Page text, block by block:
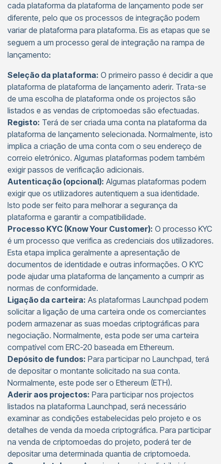
cada plataforma da plataforma de lançamento pode ser
diferente, pelo que os processos de integração podem
variar de plataforma para plataforma. Eis as etapas que se
seguem a um processo geral de integração na rampa de
lançamento:
Seleção da plataforma: O primeiro passo é decidir a que
plataforma de plataforma de lançamento aderir. Trata-se
de uma escolha de plataforma onde os projectos são
listados e as vendas de criptomoedas são efectuadas.
Registo: Terá de ser criada uma conta na plataforma da
plataforma de lançamento selecionada. Normalmente, isto
implica a criação de uma conta com o seu endereço de
correio eletrónico. Algumas plataformas podem também
exigir passos de verificação adicionais.
Autenticação (opcional): Algumas plataformas podem
exigir que os utilizadores autentiquem a sua identidade.
Isto pode ser feito para melhorar a segurança da
plataforma e garantir a compatibilidade.
Processo KYC (Know Your Customer): O processo KYC
é um processo que verifica as credenciais dos utilizadores.
Esta etapa implica geralmente a apresentação de
documentos de identidade e outras informações. O KYC
pode ajudar uma plataforma de lançamento a cumprir as
normas de conformidade.
Ligação da carteira: As plataformas Launchpad podem
solicitar a ligação de uma carteira onde os comerciantes
podem armazenar as suas moedas criptográficas para
negociação. Normalmente, esta pode ser uma carteira
compatível com ERC-20 baseada em Ethereum.
Depósito de fundos: Para participar no Launchpad, terá
de depositar o montante solicitado na sua conta.
Normalmente, este pode ser o Ethereum (ETH).
Aderir aos projectos: Para participar nos projectos
listados na plataforma Launchpad, será necessário
examinar as condições estabelecidas pelo projeto e os
detalhes de venda da moeda criptográfica. Para participar
na venda de criptomoedas do projeto, poderá ter de
depositar uma determinada quantia de criptomoeda.